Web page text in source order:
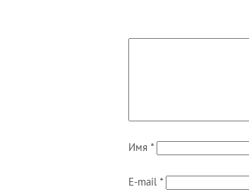
Имя *
E-mail *